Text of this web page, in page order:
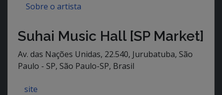
Sobre o artista
Suhai Music Hall [SP Market]
Av. das Nações Unidas, 22.540, Jurubatuba, São
Paulo - SP, São Paulo-SP, Brasil
site